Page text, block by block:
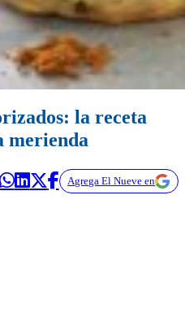
la receta
merienda
Agrega El Nueve en